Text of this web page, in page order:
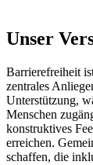
Unser
Barrierefreiheit
zentrales
Unterstützung,
Menschen
konstruktives
erreichen.
schaffen, die